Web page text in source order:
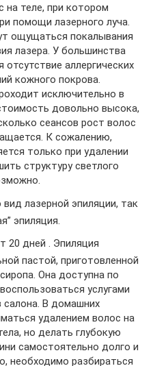
на теле, при котором
помощи лазерного луча.
ощущаться покалывания
лазера. У большинства
аллергических
кожного покрова.
исключительно в
довольно высока,
сеансов рост волос
К сожалению,
только при удалении
структуру светлого
вид лазерной эпиляции, так
эпиляция.
20 дней . Эпиляция
пастой, приготовленной
Она доступна по
услугами
салона. В домашних
удалением волос на
но делать глубокую
самостоятельно долго и
необходимо разбираться